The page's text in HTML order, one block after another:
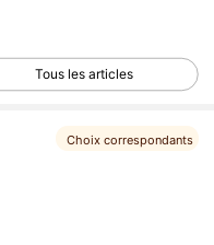
Tous les articles
Choix correspondants